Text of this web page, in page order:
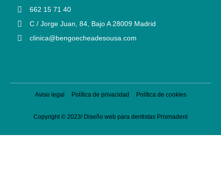
662 15 71 40
C / Jorge Juan, 84, Bajo A 28009 Madrid
clinica@bengoecheadesousa.com
Copyright © 2023/ Diseño web para dentistas Prismadent
Aviso legal Política de privacidad Política de cookies